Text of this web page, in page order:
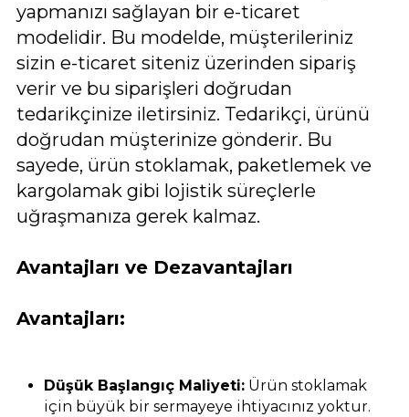
yapmanızı sağlayan bir e-ticaret
modelidir. Bu modelde, müşterileriniz
sizin e-ticaret siteniz üzerinden sipariş
verir ve bu siparişleri doğrudan
tedarikçinize iletirsiniz. Tedarikçi, ürünü
doğrudan müşterinize gönderir. Bu
sayede, ürün stoklamak, paketlemek ve
kargolamak gibi lojistik süreçlerle
uğraşmanıza gerek kalmaz.
Avantajları ve Dezavantajları
Avantajları:
Düşük Başlangıç Maliyeti: Ürün stoklamak
için büyük bir sermayeye ihtiyacınız yoktur.